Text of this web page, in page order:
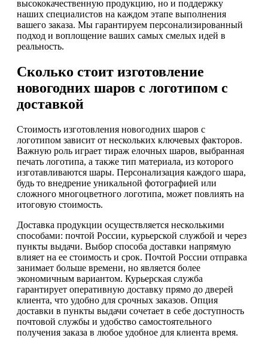
высококачественную продукцию, но и поддержку
наших специалистов на каждом этапе выполнения
вашего заказа. Мы гарантируем персонализированный
подход и воплощение ваших самых смелых идей в
реальность.
Сколько стоит изготовление
новогодних шаров с логотипом с
доставкой
Стоимость изготовления новогодних шаров с
логотипом зависит от нескольких ключевых факторов.
Важную роль играет тираж елочных шаров, выбранная
печать логотипа, а также тип материала, из которого
изготавливаются шары. Персонализация каждого шара,
будь то внедрение уникальной фотографией или
сложного многоцветного логотипа, может повлиять на
итоговую стоимость.
Доставка продукции осуществляется несколькими
способами: почтой России, курьерской службой и через
пункты выдачи. Выбор способа доставки напрямую
влияет на ее стоимость и срок. Почтой России отправка
занимает больше времени, но является более
экономичным вариантом. Курьерская служба
гарантирует оперативную доставку прямо до дверей
клиента, что удобно для срочных заказов. Опция
доставки в пункты выдачи сочетает в себе доступность
почтовой службы и удобство самостоятельного
получения заказа в любое удобное для клиента время.